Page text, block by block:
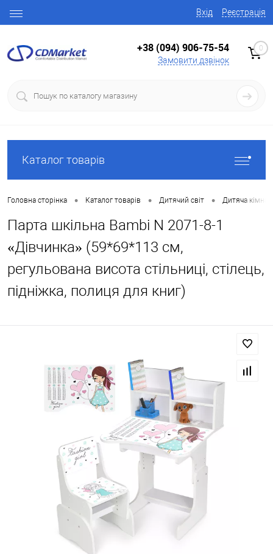
Вхід Реєстрація
+38 (094) 906-75-54
Замовити дзвінок
0
Каталог товарів
Головна сторінка • Каталог товарів • Дитячий світ • Дитяча
Парта шкільна Bambi N 2071-8-1
«Дівчинка» (59*69*113 см,
регульована висота стільниці, стілець,
підніжка, полиця для книг)